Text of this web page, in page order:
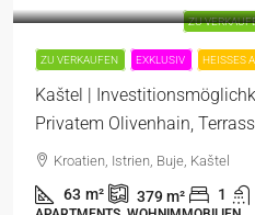
ZU
ZU VERKAUFEN EXKLUSIV HEISSES
Kaštel |
Privatem Olivenhain,
Kroatien, Istrien, Buje, Kaštel
63 m² 379m² 1